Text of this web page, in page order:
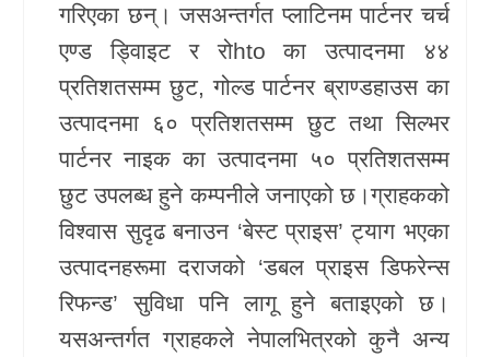
गरिएका छन्। जसअन्तर्गत प्लाटिनम पार्टनरचर्च
एण्ड ड्विाइट ररोhto का उत्पादनमा ४४
प्रतिशतसम्म छुट, गोल्ड पार्टनरब्राण्डहाउसका
उत्पादनमा ६० प्रतिशतसम्म छुट तथा सिल्भर
पार्टनरनाइक का उत्पादनमा ५० प्रतिशतसम्म
छुट उपलब्ध हुने कम्पनीले जनाएको छ।ग्राहकको
विश्वास सुदृढ बनाउन ‘बेस्ट प्राइस’ ट्याग भएका
उत्पादनहरूमा दराजको ‘डबल प्राइस डिफरेन्स
रिफन्ड’ सुविधा पनि लागू हुने बताइएको छ।
यसअन्तर्गत ग्राहकले नेपालभित्रको कुनै अन्य